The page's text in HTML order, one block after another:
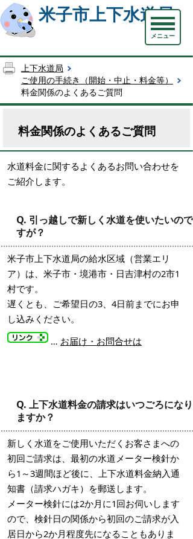
米子市上下水道局
メニュー
上下水道局
ご使用の手続き（開始・中止・料金等）
料金関係のよくあるご質問
料金関係のよくあるご質問
水道料金に関するよくあるお問い合わせを
ご紹介します。
Q. 引っ越しで新しく水道を使いたいので
すが？
米子市上下水道局の給水区域（営業エリ
ア）は、米子市・境港市・日吉津村の2市1
村です。
遅くとも、ご希望日の3、4日前までにお申
し込みください。
… お届け・お問合せは
Q. 上下水道料金の請求はいつごろになり
ますか？
新しく水道をご使用いただくお客さまへの
初回ご請求は、最初の水道メーター検針か
ら1～3週間ほど後に、上下水道料金納入通
知書（請求ハガキ）を郵送します。
メーター検針には2か月に1回お伺いします
ので、検針日の関係から初回のご請求が入
居日から2か月程度先になることもありま